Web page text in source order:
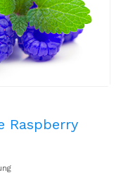
Raspberry